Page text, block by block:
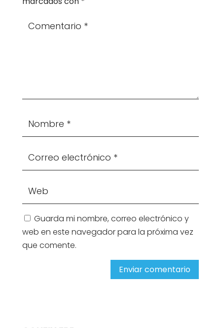
Guarda mi nombre, correo electrónico y
web en este navegador para la próxima vez
que comente.
Enviar comentario